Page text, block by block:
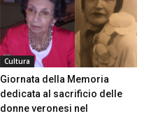
Cultura
Giornata della Memoria
dedicata al sacrificio delle
donne veronesi nel